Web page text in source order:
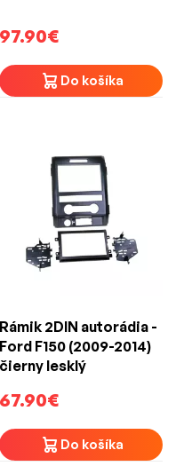
97.90€
Do košíka
Rámik 2DIN autorádia -
Ford F150 (2009-2014)
čierny lesklý
67.90€
Do košíka